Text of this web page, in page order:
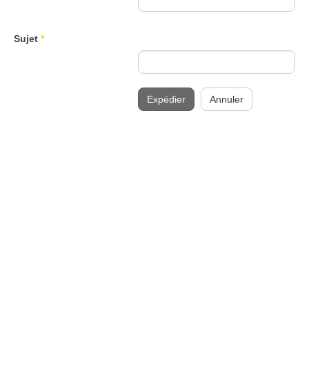
Sujet *
Expédier Annuler